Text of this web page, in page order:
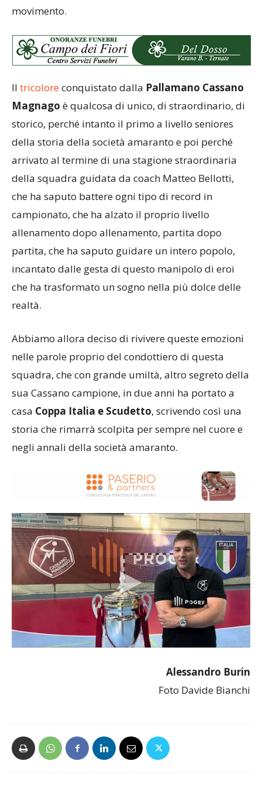
movimento.
Il tricoloreconquistato dalla Pallamano Cassano
Magnago è qualcosa di unico, di straordinario, di
storico, perché intanto il primo a livello seniores
della storia della società amaranto e poi perché
arrivato al termine di una stagione straordinaria
della squadra guidata da coach Matteo Bellotti,
che ha saputo battere ogni tipo di record in
campionato, che ha alzato il proprio livello
allenamento dopo allenamento, partita dopo
partita, che ha saputo guidare un intero popolo,
incantato dalle gesta di questo manipolo di eroi
che ha trasformato un sogno nella più dolce delle
realtà.
Abbiamo allora deciso di rivivere queste emozioni
nelle parole proprio del condottiero di questa
squadra, che con grande umiltà, altro segreto della
sua Cassano campione, in due anni ha portato a
casa Coppa Italia e Scudetto, scrivendo così una
storia che rimarrà scolpita per sempre nel cuore e
negli annali della società amaranto.
Alessandro Burin
Foto Davide Bianchi